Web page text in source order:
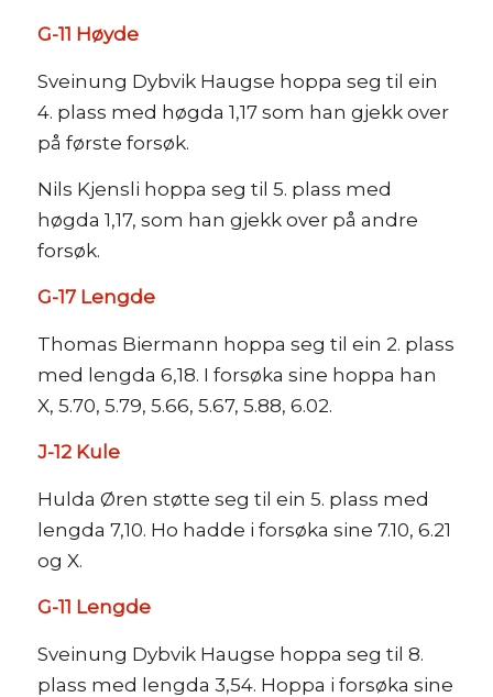
G-11 Høyde
Sveinung Dybvik Haugse hoppa seg til ein
4. plass med høgda 1,17 som han gjekk over
på første forsøk.
Nils Kjensli hoppa seg til 5. plass med
høgda 1,17, som han gjekk over på andre
forsøk.
G-17 Lengde
Thomas Biermann hoppa seg til ein 2. plass
med lengda 6,18. I forsøka sine hoppa han
X, 5.70, 5.79, 5.66, 5.67, 5.88, 6.02.
J-12 Kule
Hulda Øren støtte seg til ein 5. plass med
lengda 7,10. Ho hadde i forsøka sine 7.10, 6.21
og X.
G-11 Lengde
Sveinung Dybvik Haugse hoppa seg til 8.
plass med lengda 3,54. Hoppa i forsøka sine